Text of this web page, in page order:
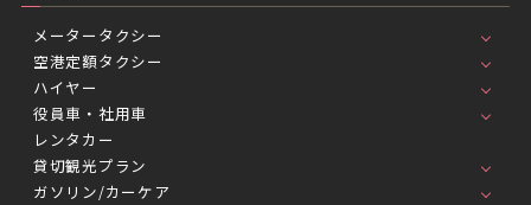
メータータクシー
空港定額タクシー
ハイヤー
役員車・社用車
レンタカー
貸切観光プラン
ガソリン/カーケア